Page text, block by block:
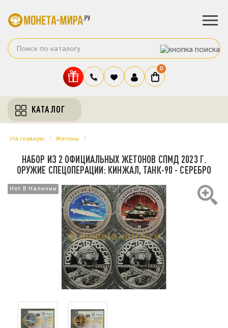
0
КАТАЛОГ
На главную Жетоны
НАБОР ИЗ 2 ОФИЦИАЛЬНЫХ ЖЕТОНОВ СПМД 2023 Г.
ОРУЖИЕ СПЕЦОПЕРАЦИИ: КИНЖАЛ, ТАНК-90 - СЕРЕБРО
Нет В Наличии
Нет В Наличии